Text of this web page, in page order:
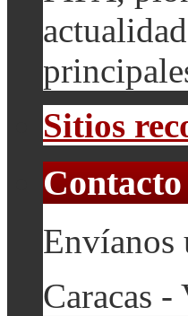
Sitios
Contacto
Envíanos
Caracas -